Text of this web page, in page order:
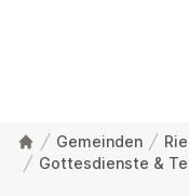
Gemeinden
Gottesdienste &